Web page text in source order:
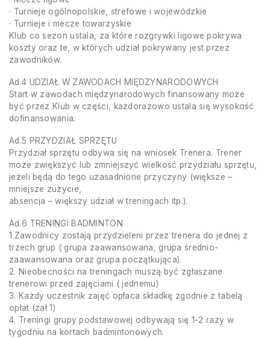
· Turnieje ogólnopolskie, strefowe i wojewódzkie
· Turnieje i mecze towarzyskie
Klub co sezon ustala, za które rozgrywki ligowe pokrywa
koszty oraz te, w których udział pokrywany jest przez
zawodników.
Ad.4 UDZIAŁ W ZAWODACH MIĘDZYNARODOWYCH
Start w zawodach międzynarodowych finansowany może
być przez Klub w części, każdorazowo ustala się wysokość
dofinansowania.
Ad.5 PRZYDZIAŁ SPRZĘTU
Przydział sprzętu odbywa się na wniosek Trenera. Trener
może zwiększyć lub zmniejszyć wielkość przydziału sprzętu,
jeżeli będą do tego uzasadnione przyczyny (większe –
mniejsze zużycie,
absencja – większy udział w treningach itp.).
Ad.6 TRENINGI BADMINTON
1.Zawodnicy zostają przydzieleni przez trenera do jednej z
trzech grup ( grupa zaawansowana, grupa średnio-
zaawansowana oraz grupa początkująca).
2. Nieobecności na treningach muszą być zgłaszane
trenerowi przed zajęciami ( jednemu)
3. Każdy uczestnik zajęć opłaca składkę zgodnie z tabelą
opłat (zał 1)
4. Treningi grupy podstawowej odbywają się 1-2 razy w
tygodniu na kortach badmintonowych.